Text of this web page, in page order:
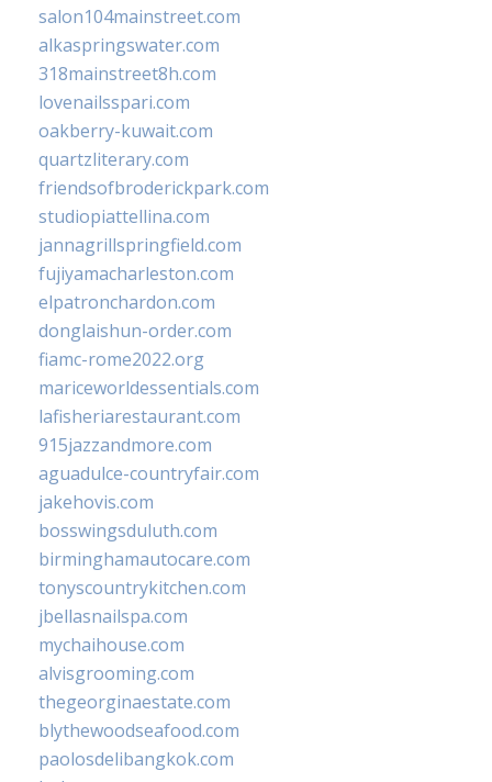
salon104mainstreet.com
alkaspringswater.com
318mainstreet8h.com
lovenailsspari.com
oakberry-kuwait.com
quartzliterary.com
friendsofbroderickpark.com
studiopiattellina.com
jannagrillspringfield.com
fujiyamacharleston.com
elpatronchardon.com
donglaishun-order.com
fiamc-rome2022.org
mariceworldessentials.com
lafisheriarestaurant.com
915jazzandmore.com
aguadulce-countryfair.com
jakehovis.com
bosswingsduluth.com
birminghamautocare.com
tonyscountrykitchen.com
jbellasnailspa.com
mychaihouse.com
alvisgrooming.com
thegeorginaestate.com
blythewoodseafood.com
paolosdelibangkok.com